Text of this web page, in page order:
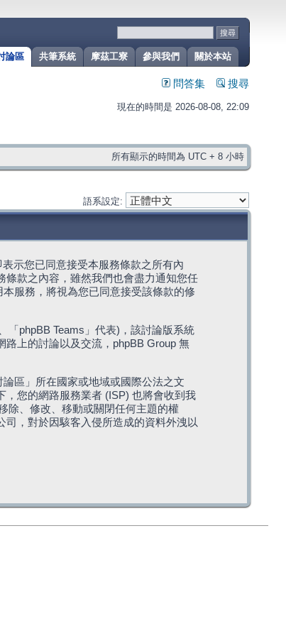
關於本站
參與我們
摩茲工寮
共筆系統
論區
問答集 搜尋
現在的時間是 2026-08-08, 22:09
所有顯示的時間為 UTC + 8 小時
語系設定:
示您已同意接受本服務條款之所有內
款之內容，雖然我們也會盡力通知您任
服務，將視為您已同意接受該條款的修
「phpBB Teams」代表)，該討論版系統
路上的討論以及交流，phpBB Group 無
區」所在國家或地域或國際公法之文
您的網路服務業者 (ISP) 也將會收到我
除、修改、移動或關閉任何主題的權
，對於因駭客入侵所造成的資料外洩以